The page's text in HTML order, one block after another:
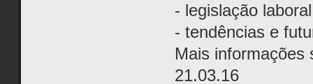
- legislação
- tendências e
Mais
21.03.16